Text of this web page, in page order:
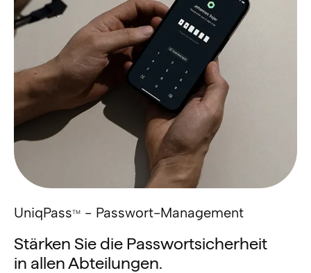
UniqPassTM - Passwort-Management
Stärken Sie die Passwortsicherheit
in allen Abteilungen.